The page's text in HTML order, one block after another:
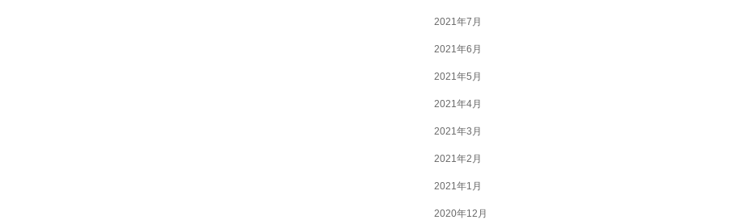
2021年7月
2021年6月
2021年5月
2021年4月
2021年3月
2021年2月
2021年1月
2020年12月